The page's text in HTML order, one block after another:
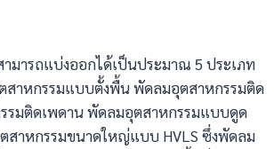
มารถแบ่งออกได้เป็นประมาณ 5 ประเภท
าหกรรมแบบตั้งพื้น พัดลมอุตสาหกรรมติด
รมติดเพดาน พัดลมอุตสาหกรรมแบบดูด
สาหกรรมขนาดใหญ่แบบ HVLS ซึ่งพัดลม